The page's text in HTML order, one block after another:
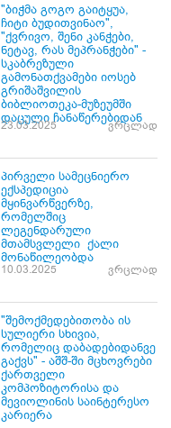
"ბიჭმა გოგო გაიტყუა,
ჩიტი ბუდითვინაო",
"ქვრივო, შენი კანჭები,
ნეტავ, რას მეპრანჭები" -
სკაბრეზული
გამონათქვამები იოსებ
გრიშაშვილის
ბიბლიოთეკა-მუზეუმში
დაცული ჩანაწერებიდან
23.03.2025 ვრცლად
პირველი სამეცნიერო
ექსპედიცია
მყინვარწვერზე,
რომელშიც
ლეგენდარული
მთამსვლელი ქალი
მონაწილეობდა
10.03.2025 ვრცლად
"შემოქმედებითობა ის
სულიერი სხივია,
რომელიც დაბადებიდანვე
გაქვს" - აშშ-ში მცხოვრები
ქართველი
კომპოზიტორისა და
მევიოლინის საინტერესო
კარიერა